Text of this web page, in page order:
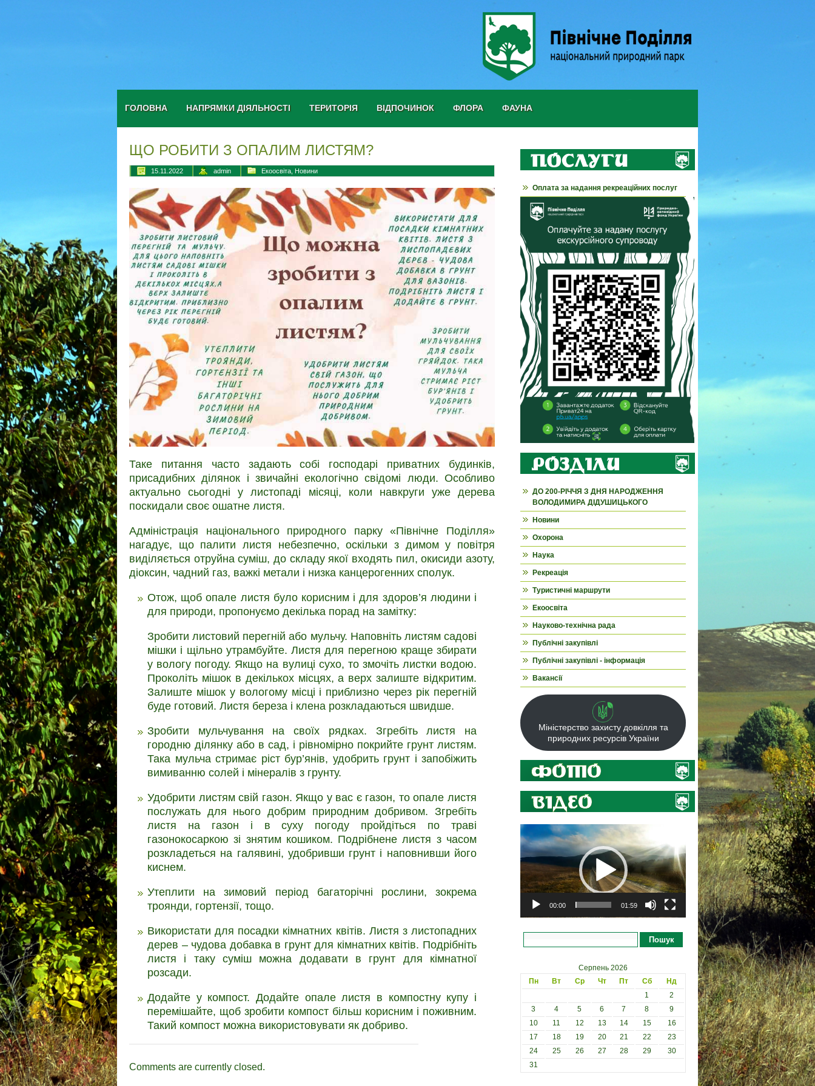
ГОЛОВНА НАПРЯМКИ ДІЯЛЬНОСТІ ТЕРИТОРІЯ ВІДПОЧИНОК ФЛОРА ФАУНА
ЩО РОБИТИ З ОПАЛИМ ЛИСТЯМ?
15.11.2022 admin Екоосвіта Новини
Таке питання часто задають собі господарі приватних будинків,
присадибних ділянок і звичайні екологічно свідомі люди. Особливо
актуально сьогодні у листопаді місяці, коли навкруги уже дерева
поскидали своє ошатне листя.
Адміністрація національного природного парку «Північне Поділля»
нагадує, що палити листя небезпечно, оскільки з димом у повітря
виділяється отруйна суміш, до складу якої входять пил, окисиди азоту,
діоксин, чадний газ, важкі метали і низка канцерогенних сполук.
Отож, щоб опале листя було корисним і для здоров’я людини і
для природи, пропонуємо декілька порад на замітку:
Зробити листовий перегній або мульчу. Наповніть листям садові
мішки і щільно утрамбуйте. Листя для перегною краще збирати
у вологу погоду. Якщо на вулиці сухо, то змочіть листки водою.
Проколіть мішок в декількох місцях, а верх залиште відкритим.
Залиште мішок у вологому місці і приблизно через рік перегній
буде готовий. Листя береза і клена розкладаються швидше.
Зробити мульчування на своїх рядках. Згребіть листя на
городню ділянку або в сад, і рівномірно покрийте грунт листям.
Така мульча стримає ріст бур’янів, удобрить грунт і запобіжить
вимиванню солей і мінералів з грунту.
Удобрити листям свій газон. Якщо у вас є газон, то опале листя
послужать для нього добрим природним добривом. Згребіть
листя на газон і в суху погоду пройдіться по траві
газонокосаркою зі знятим кошиком. Подрібнене листя з часом
розкладеться на галявині, удобривши грунт і наповнивши його
киснем.
Утеплити на зимовий період багаторічні рослини, зокрема
троянди, гортензії, тощо.
Використати для посадки кімнатних квітів. Листя з листопадних
дерев – чудова добавка в грунт для кімнатних квітів. Подрібніть
листя і таку суміш можна додавати в грунт для кімнатної
розсади.
Додайте у компост. Додайте опале листя в компостну купу і
перемішайте, щоб зробити компост більш корисним і поживним.
Такий компост можна використовувати як добриво.
Comments are currently closed.
Оплата за надання рекреаційних послуг
ДО 200-РІЧЧЯ З ДНЯ НАРОДЖЕННЯ
ВОЛОДИМИРА ДІДУШИЦЬКОГО
Новини
Охорона
Наука
Рекреація
Туристичні маршрути
Екоосвіта
Науково-технічна рада
Публічні закупівлі
Публічні закупівлі - інформація
Вакансії
Міністерство захисту довкілля та
природних ресурсів України
Відеопрогравач
00:00 01:59
Пошук
Серпень 2026
Пн
Вт Ср Чт Пт Сб
Нд
1
2
3
4 5 6 7 8
9
10
11 12 13 14 15
16
17
18 19 20 21 22
23
24
25 26 27 28 29
30
31